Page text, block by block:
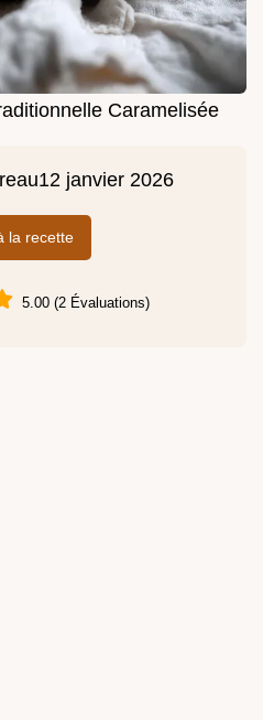
Caramelisée
12 janvier 2026
la recette
5.00 (2 Évaluations)